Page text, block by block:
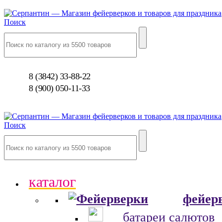
Поиск
8 (3842) 33-88-22
8 (900) 050-11-33
Поиск
каталог
батареи салютов